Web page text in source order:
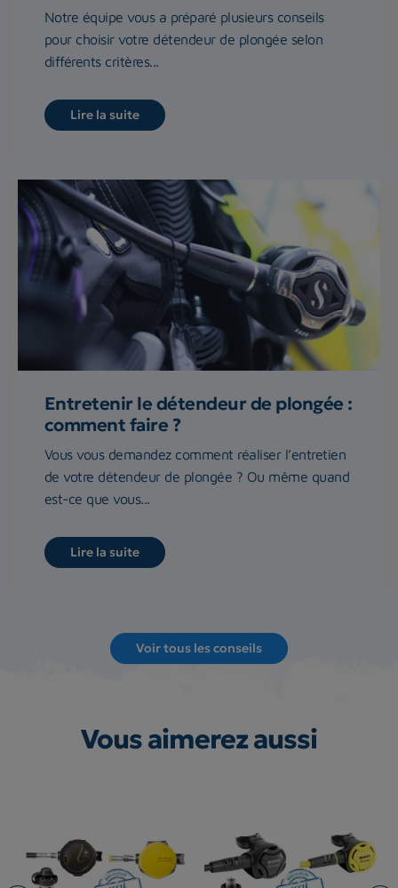
Notre équipe vous a préparé plusieurs conseils
pour choisir votre détendeur de plongée selon
différents critères...
Lire la suite
Entretenir le détendeur de plongée :
comment faire ?
Vous vous demandez comment réaliser l’entretien
de votre détendeur de plongée ? Ou même quand
est-ce que vous...
Lire la suite
Voir tous les conseils
Vous aimerez aussi